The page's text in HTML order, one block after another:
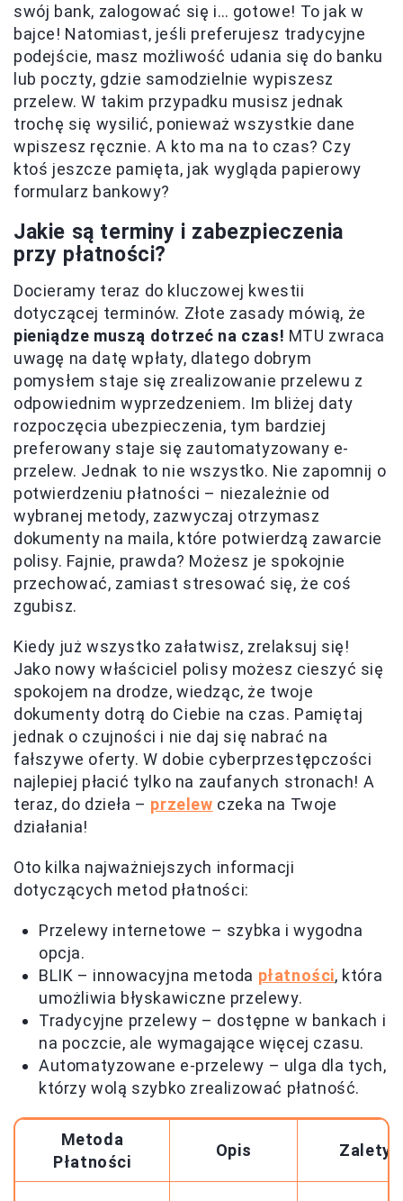
swój bank, zalogować się i… gotowe! To jak w
bajce! Natomiast, jeśli preferujesz tradycyjne
podejście, masz możliwość udania się do banku
lub poczty, gdzie samodzielnie wypiszesz
przelew. W takim przypadku musisz jednak
trochę się wysilić, ponieważ wszystkie dane
wpiszesz ręcznie. A kto ma na to czas? Czy
ktoś jeszcze pamięta, jak wygląda papierowy
formularz bankowy?
Jakie są terminy i zabezpieczenia
przy płatności?
Docieramy teraz do kluczowej kwestii
dotyczącej terminów. Złote zasady mówią, że
pieniądze muszą dotrzeć na czas! MTU zwraca
uwagę na datę wpłaty, dlatego dobrym
pomysłem staje się zrealizowanie przelewu z
odpowiednim wyprzedzeniem. Im bliżej daty
rozpoczęcia ubezpieczenia, tym bardziej
preferowany staje się zautomatyzowany e-
przelew. Jednak to nie wszystko. Nie zapomnij o
potwierdzeniu płatności – niezależnie od
wybranej metody, zazwyczaj otrzymasz
dokumenty na maila, które potwierdzą zawarcie
polisy. Fajnie, prawda? Możesz je spokojnie
przechować, zamiast stresować się, że coś
zgubisz.
Kiedy już wszystko załatwisz, zrelaksuj się!
Jako nowy właściciel polisy możesz cieszyć się
spokojem na drodze, wiedząc, że twoje
dokumenty dotrą do Ciebie na czas. Pamiętaj
jednak o czujności i nie daj się nabrać na
fałszywe oferty. W dobie cyberprzestępczości
najlepiej płacić tylko na zaufanych stronach! A
teraz, do dzieła – przelew czeka na Twoje
działania!
Oto kilka najważniejszych informacji
dotyczących metod płatności:
Przelewy internetowe – szybka i wygodna
opcja.
BLIK – innowacyjna metoda płatności, która
umożliwia błyskawiczne przelewy.
Tradycyjne przelewy – dostępne w bankach i
na poczcie, ale wymagające więcej czasu.
Automatyzowane e-przelewy – ulga dla tych,
którzy wolą szybko zrealizować płatność.
Metoda
Płatności
Opis Zalety